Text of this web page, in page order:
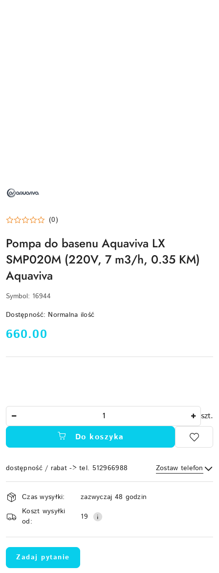
AQUAVIVA
(0)
Pompa do basenu Aquaviva LX
SMP020M (220V, 7 m3/h, 0.35 KM)
Aquaviva
Symbol: 16944
Dostępność: Normalna ilość
cena:
660.00
szt.
Do koszyka
dostępność / rabat -> tel. 512966988 Zostaw telefon
Wyślij
Dostępność
i
dostawa
Czas wysyłki:
zazwyczaj 48 godzin
Koszt wysyłki
od:
19
Zadaj pytanie